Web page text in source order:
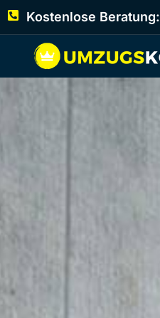
Kostenlose Beratung: